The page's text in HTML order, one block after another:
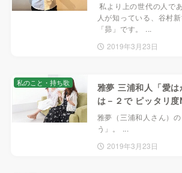
私より上の世代の人で
人が知っている、谷村
「昴」です。 ...
2019年3月23日
雅夢 三浦和人「愛
は－２で ピッタリ度
雅夢（三浦和人さん）
う」。 ...
2019年3月23日
私のこと・持ち歌